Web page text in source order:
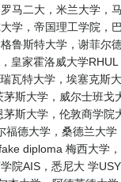
马二大，米兰大学
学，帝国理工学院
鲁斯特大学，谢菲
皇家霍洛威大学
瓦特大学，埃塞克斯
斯大学，威尔士班
斯大学，伦敦商学
德大学，桑德兰大
diploma 梅西大学
院AIS，悉尼大 学